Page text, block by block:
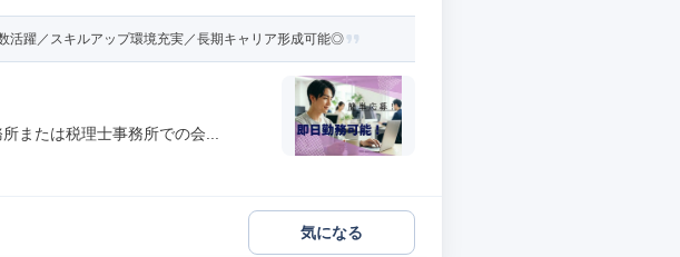
活躍／スキルアップ環境充実／長期キャリア形成可能◎
または税理士事務所での会...
気になる